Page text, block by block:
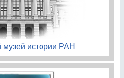
музей истории РАН